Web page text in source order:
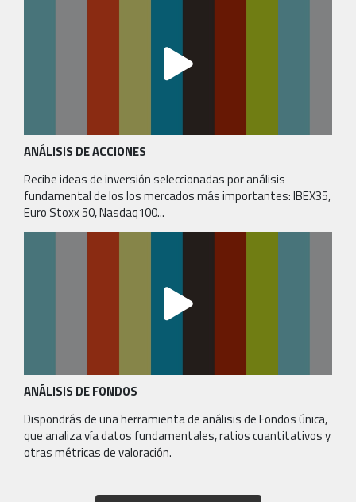
ANÁLISIS DE ACCIONES
Recibe ideas de inversión seleccionadas por análisis
fundamental de los los mercados más importantes: IBEX35,
Euro Stoxx 50, Nasdaq100...
ANÁLISIS DE FONDOS
Dispondrás de una herramienta de análisis de Fondos única,
que analiza vía datos fundamentales, ratios cuantitativos y
otras métricas de valoración.